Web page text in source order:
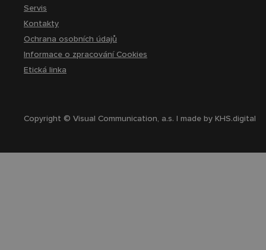
Servis
Kontakty
Ochrana osobních údajů
Informace o zpracování Cookies
Etická linka
Copyright © Visual Communication, a.s. | made byKHS.digital